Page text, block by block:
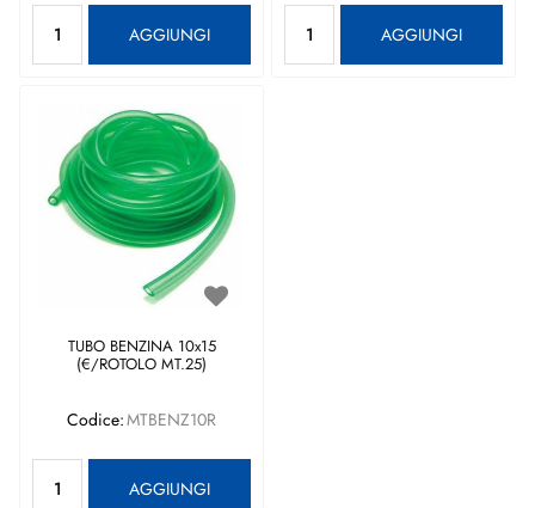
AGGIUNGI AGGIUNGI
TUBO BENZINA 10x15
(€/ROTOLO MT.25)
Codice:MTBENZ10R
AGGIUNGI